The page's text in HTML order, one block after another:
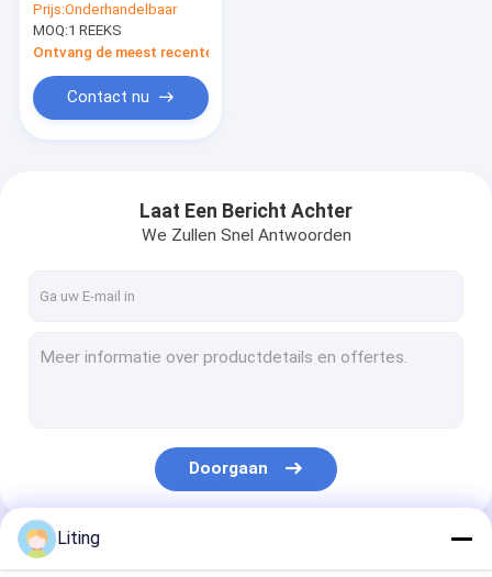
Machine 1KW van het
Machine500ml
Flessenvullen
Prijs:Onderhandelbaar
MOQ:1 REEKS
Ontvang de meest recente Prijs
Contact nu
Laat Een Bericht Achter
We Zullen Snel Antwoorden
Doorgaan
Onze Categorieën
Liting